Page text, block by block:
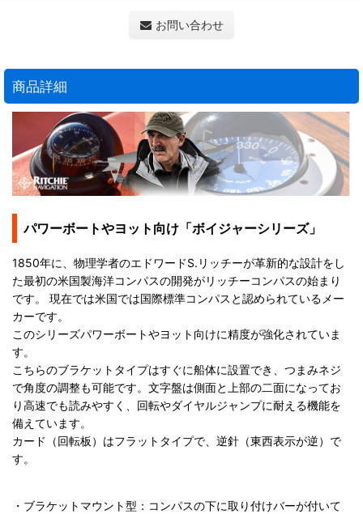
お問い合わせ
商品詳細
パワーボートやヨット向け「ボイジャーシリーズ」
1850年に、物理学者のエドワードS.リッチーが革新的な設計をし
た最初の米国製海洋コンパスの開発がリッチーコンパスの始まり
です。 現在では米国では国際標準コンパスと認められているメー
カーです。
このシリーズパワーボートやヨット向けに精度が強化されていま
す。
こちらのブラケットタイプはすぐに船体に設置でき、つまみネジ
で角度の調整も可能です。文字盤は側面と上部の二面になってお
り高速でも読みやすく、回転やダイヤルジャンプに耐える機能を
備えています。
カード（回転板）はフラットタイプで、逆針（東西表示が逆）で
す。
・ブラケットマウント型：コンパスの下に取り付けバーが付いて